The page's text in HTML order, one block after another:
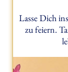
Lasse Dich
zu feiern.